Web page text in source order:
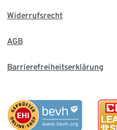
Widerrufsrecht
AGB
Barrierefreiheitserklärung